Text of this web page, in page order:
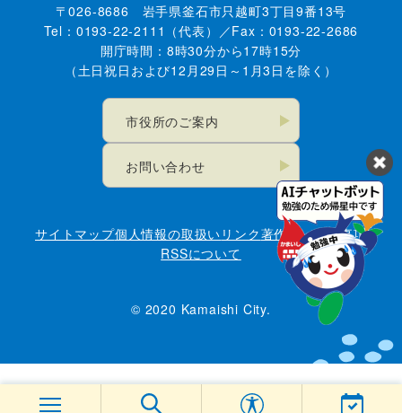
〒026-8686 岩手県釜石市只越町3丁目9番13号
Tel：0193-22-2111（代表）／Fax：0193-22-2686
開庁時間：8時30分から17時15分
（土日祝日および12月29日～1月3日を除く）
市役所のご案内
お問い合わせ
サイトマップ個人情報の取扱い リンク著作権・免責事項
RSSについて
© 2020 Kamaishi City.